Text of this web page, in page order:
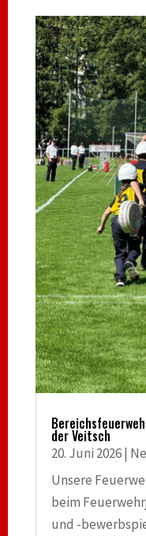
der Veitsch
20. Juni 2026|
Unsere
beim
und -